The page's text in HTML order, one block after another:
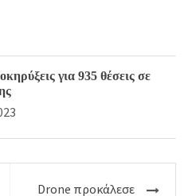
για 935 θέσεις σε
Drone προκάλεσε